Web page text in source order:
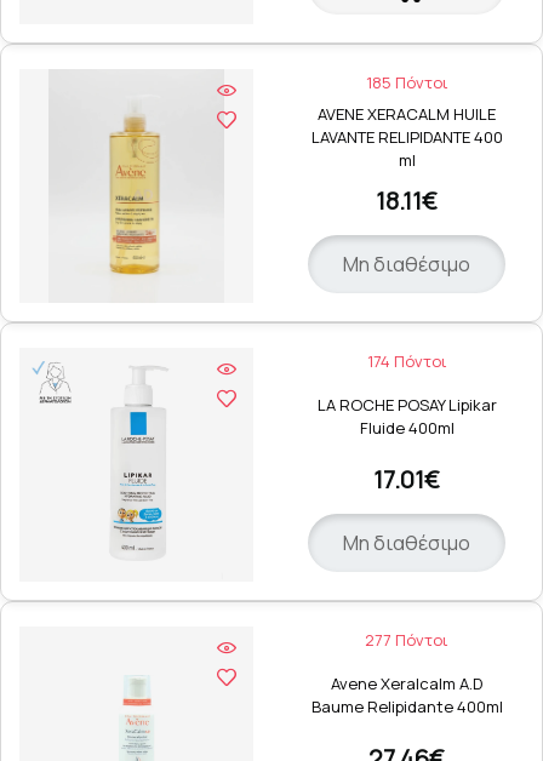
185 Πόντοι
AVENE XERACALM HUILE
LAVANTE RELIPIDANTE 400
ml
18.11€
Μη διαθέσιμο
174 Πόντοι
LA ROCHE POSAY Lipikar
Fluide 400ml
17.01€
Μη διαθέσιμο
277 Πόντοι
Avene Xeralcalm A.D
Baume Relipidante 400ml